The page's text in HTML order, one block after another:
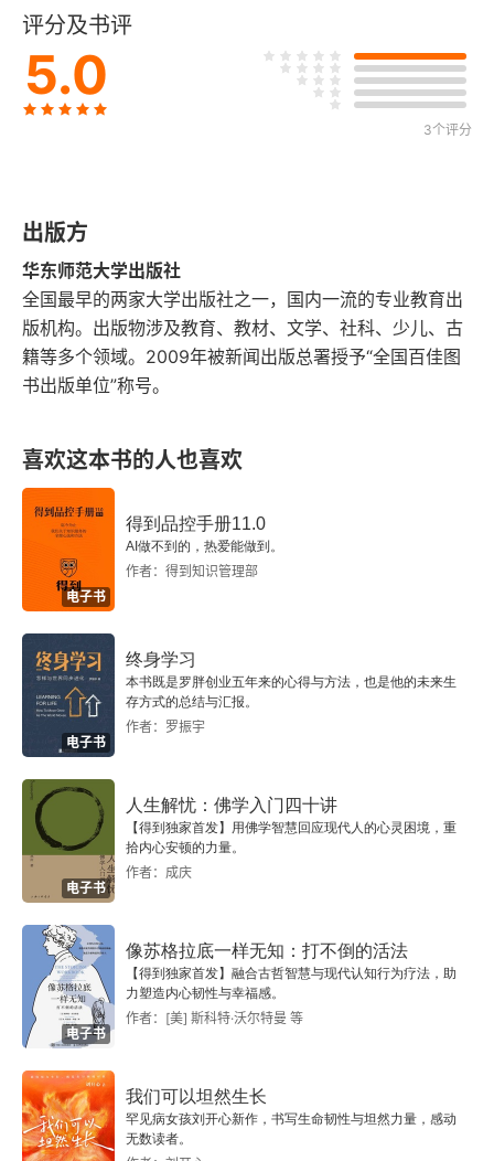
杜威的实用主义
学校中的“从做中学”
学科改造——理性与自然
第三编 教育即生活
教育视野下的生活观
教育与生活合一
科学与生活的联接
生活教育的课堂（以历史为例）
理想的教育生活
第四编 学校是一个雏形的社会
教育与社会的关系
与社会脱节的学校
训练与改造
让学校更美好
第五编 儿童是教育的唯一中心
儿童立场
个性与发展
儿童的兴趣和想象
儿童的特质与能力
评分及书评
5.0
3个评分
出版方
华东师范大学出版社
全国最早的两家大学出版社之一，国内一流的专业教育出
版机构。出版物涉及教育、教材、文学、社科、少儿、古
籍等多个领域。2009年被新闻出版总署授予“全国百佳图
书出版单位”称号。
喜欢这本书的人也喜欢
电子书
得到品控手册11.0
AI做不到的，热爱能做到。
作者：得到知识管理部
电子书
终身学习
本书既是罗胖创业五年来的心得与方法，也是他的未来生
存方式的总结与汇报。
作者：罗振宇
电子书
人生解忧：佛学入门四十讲
【得到独家首发】用佛学智慧回应现代人的心灵困境，重
拾内心安顿的力量。
作者：成庆
电子书
像苏格拉底一样无知：打不倒的活法
【得到独家首发】融合古哲智慧与现代认知行为疗法，助
力塑造内心韧性与幸福感。
作者：[美] 斯科特·沃尔特曼 等
我们可以坦然生长
罕见病女孩刘开心新作，书写生命韧性与坦然力量，感动
无数读者。